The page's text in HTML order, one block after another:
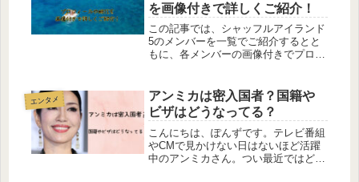
を画像付きで詳しくご紹介！
この記事では、シャッフルアイランド
5のメンバーを一覧でご紹介するとと
もに、各メンバーの画像付きでプロフ
るABEMAの番組（！）が帰ってきま
した！シャッフルアイランドシーズ...
エンタメ
アンミカは密入国者？国籍や
ビザはどうなってる？
こんにちは、ぽんずです。テレビ番組
やCMで見かけない日はないほど活躍
中のアンミカさん。つい最近ではどん